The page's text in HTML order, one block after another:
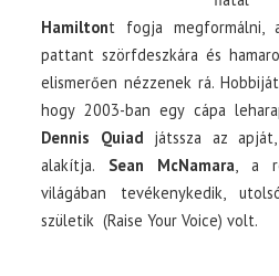
Hamiltont fogja megformálni,
pattant szörfdeszkára és
elismerően nézzenek rá.
hogy 2003-ban egy cápa
Dennis Quiad játssza az
alakítja. Sean McNamara, a
világában tevékenykedik,
születik (Raise Your Voice) volt.